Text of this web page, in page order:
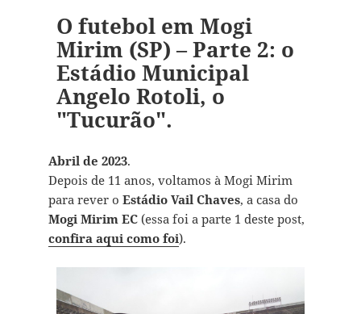
O futebol em Mogi
Mirim (SP) – Parte 2: o
Estádio Municipal
Angelo Rotoli, o
"Tucurão".
Abril de 2023.
Depois de 11 anos, voltamos à Mogi Mirim
para rever o Estádio Vail Chaves, a casa do
Mogi Mirim EC(essa foi a parte 1 deste post,
confira aqui como foi).